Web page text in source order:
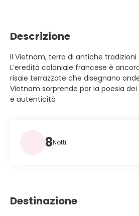
Descrizione
Il Vietnam, terra di antiche
L’eredità coloniale francese è
risaie terrazzate che disegnano
Vietnam sorprende per la poesia
e autenticità
8Notti
Destinazione